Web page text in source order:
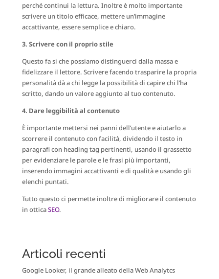
perché continui la lettura. Inoltre è molto importante
scrivere un titolo efficace, mettere un’immagine
accattivante, essere semplice e chiaro.
3. Scrivere con il proprio stile
Questo fa si che possiamo distinguerci dalla massa e
fidelizzare il lettore. Scrivere facendo trasparire la propria
personalità dà a chi legge la possibilità di capire chi l’ha
scritto, dando un valore aggiunto al tuo contenuto.
4. Dare leggibilità al contenuto
È importante mettersi nei panni dell’utente e aiutarlo a
scorrere il contenuto con facilità, dividendo il testo in
paragrafi con heading tag pertinenti, usando il grassetto
per evidenziare le parole e le frasi più importanti,
inserendo immagini accattivanti e di qualità e usando gli
elenchi puntati.
Tutto questo ci permette inoltre di migliorare il contenuto
in otticaSEO.
Articoli recenti
Google Looker, il grande alleato della Web Analytcs